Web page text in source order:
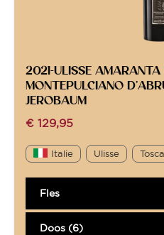
2021-ULISSE AMARANTA
MONTEPULCIANO
JEROBAUM
€ 129,95
Italie Ulisse
Fles
Doos (6)